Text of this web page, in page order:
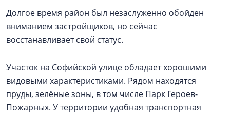
Долгое время район был незаслуженно обойден
вниманием застройщиков, но сейчас
восстанавливает свой статус.
Участок на Софийской улице обладает хорошими
видовыми характеристиками. Рядом находятся
пруды, зелёные зоны, в том числе Парк Героев-
Пожарных. У территории удобная транспортная